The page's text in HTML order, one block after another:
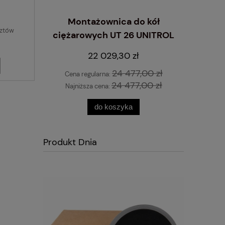
Montażownica do kół
ciężarowych UT 26 UNITROL
22 029,30 zł
Cena regularna: 24 477,00 zł
Najniższa cena: 24 477,00 zł
do koszyka
Produkt Dnia